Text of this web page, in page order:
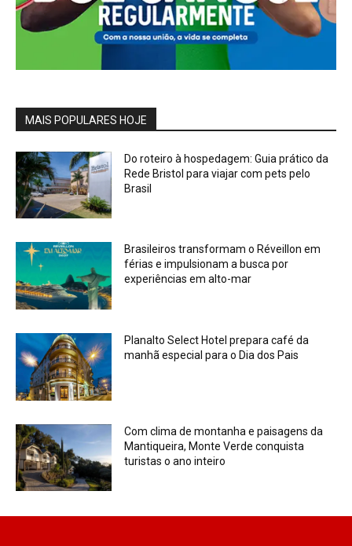
MAIS POPULARES HOJE
Do roteiro à hospedagem: Guia prático da
Rede Bristol para viajar com pets pelo
Brasil
Brasileiros transformam o Réveillon em
férias e impulsionam a busca por
experiências em alto-mar
Planalto Select Hotel prepara café da
manhã especial para o Dia dos Pais
Com clima de montanha e paisagens da
Mantiqueira, Monte Verde conquista
turistas o ano inteiro